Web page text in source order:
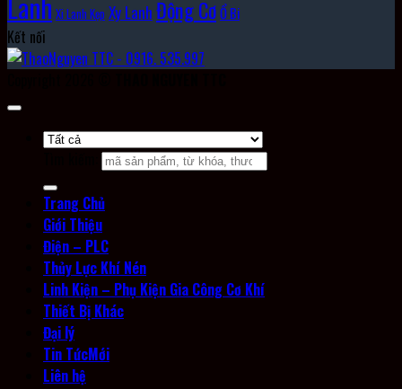
Xi Lanh Kẹp Xy LanhĐộng CơỔ Bi
Kết nối
Trang Chủ
Giới Thiệu
Điện – PLC
Thủy Lực Khí Nén
Linh Kiện – Phụ Kiện Gia Công Cơ Khí
Thiết Bị Khác
Đại lý
Tin Tức
Liên hệ